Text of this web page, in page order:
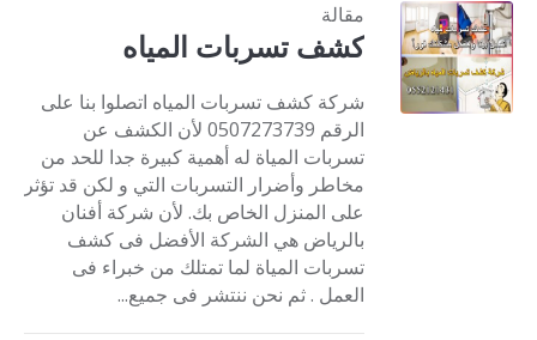
مقالة
كشف تسربات المياه
شركة كشف تسربات المياه اتصلوا بنا على
الرقم 0507273739 لأن الكشف عن
تسربات المياة له أهمية كبيرة جدا للحد من
مخاطر وأضرار التسربات التي و لكن قد تؤثر
على المنزل الخاص بك. لأن شركة أفنان
بالرياض هي الشركة الأفضل فى كشف
تسربات المياة لما تمتلك من خبراء فى
العمل . ثم نحن ننتشر فى جميع...